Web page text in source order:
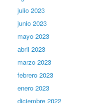
julio 2023
junio 2023
mayo 2023
abril 2023
marzo 2023
febrero 2023
enero 2023
diciembre 2022